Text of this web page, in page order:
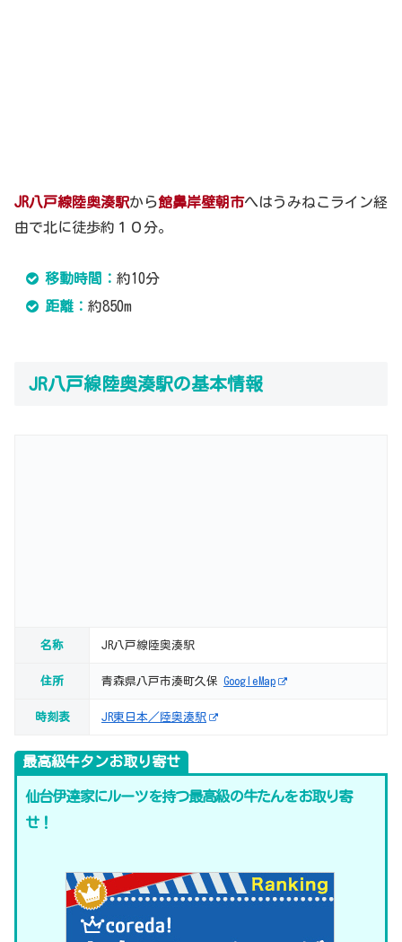
JR八戸線陸奥湊駅から館鼻岸壁朝市へはうみねこライン経
由で北に徒歩約１０分。
移動時間： 約10分
距離： 約850m
JR八戸線陸奥湊駅の基本情報
名称 JR八戸線陸奥湊駅
住所 青森県八戸市湊町久保 GoogleMap
時刻表 JR東日本／陸奥湊駅
最高級牛タンお取り寄せ
仙台伊達家にルーツを持つ最高級の牛たんをお取り寄
せ！